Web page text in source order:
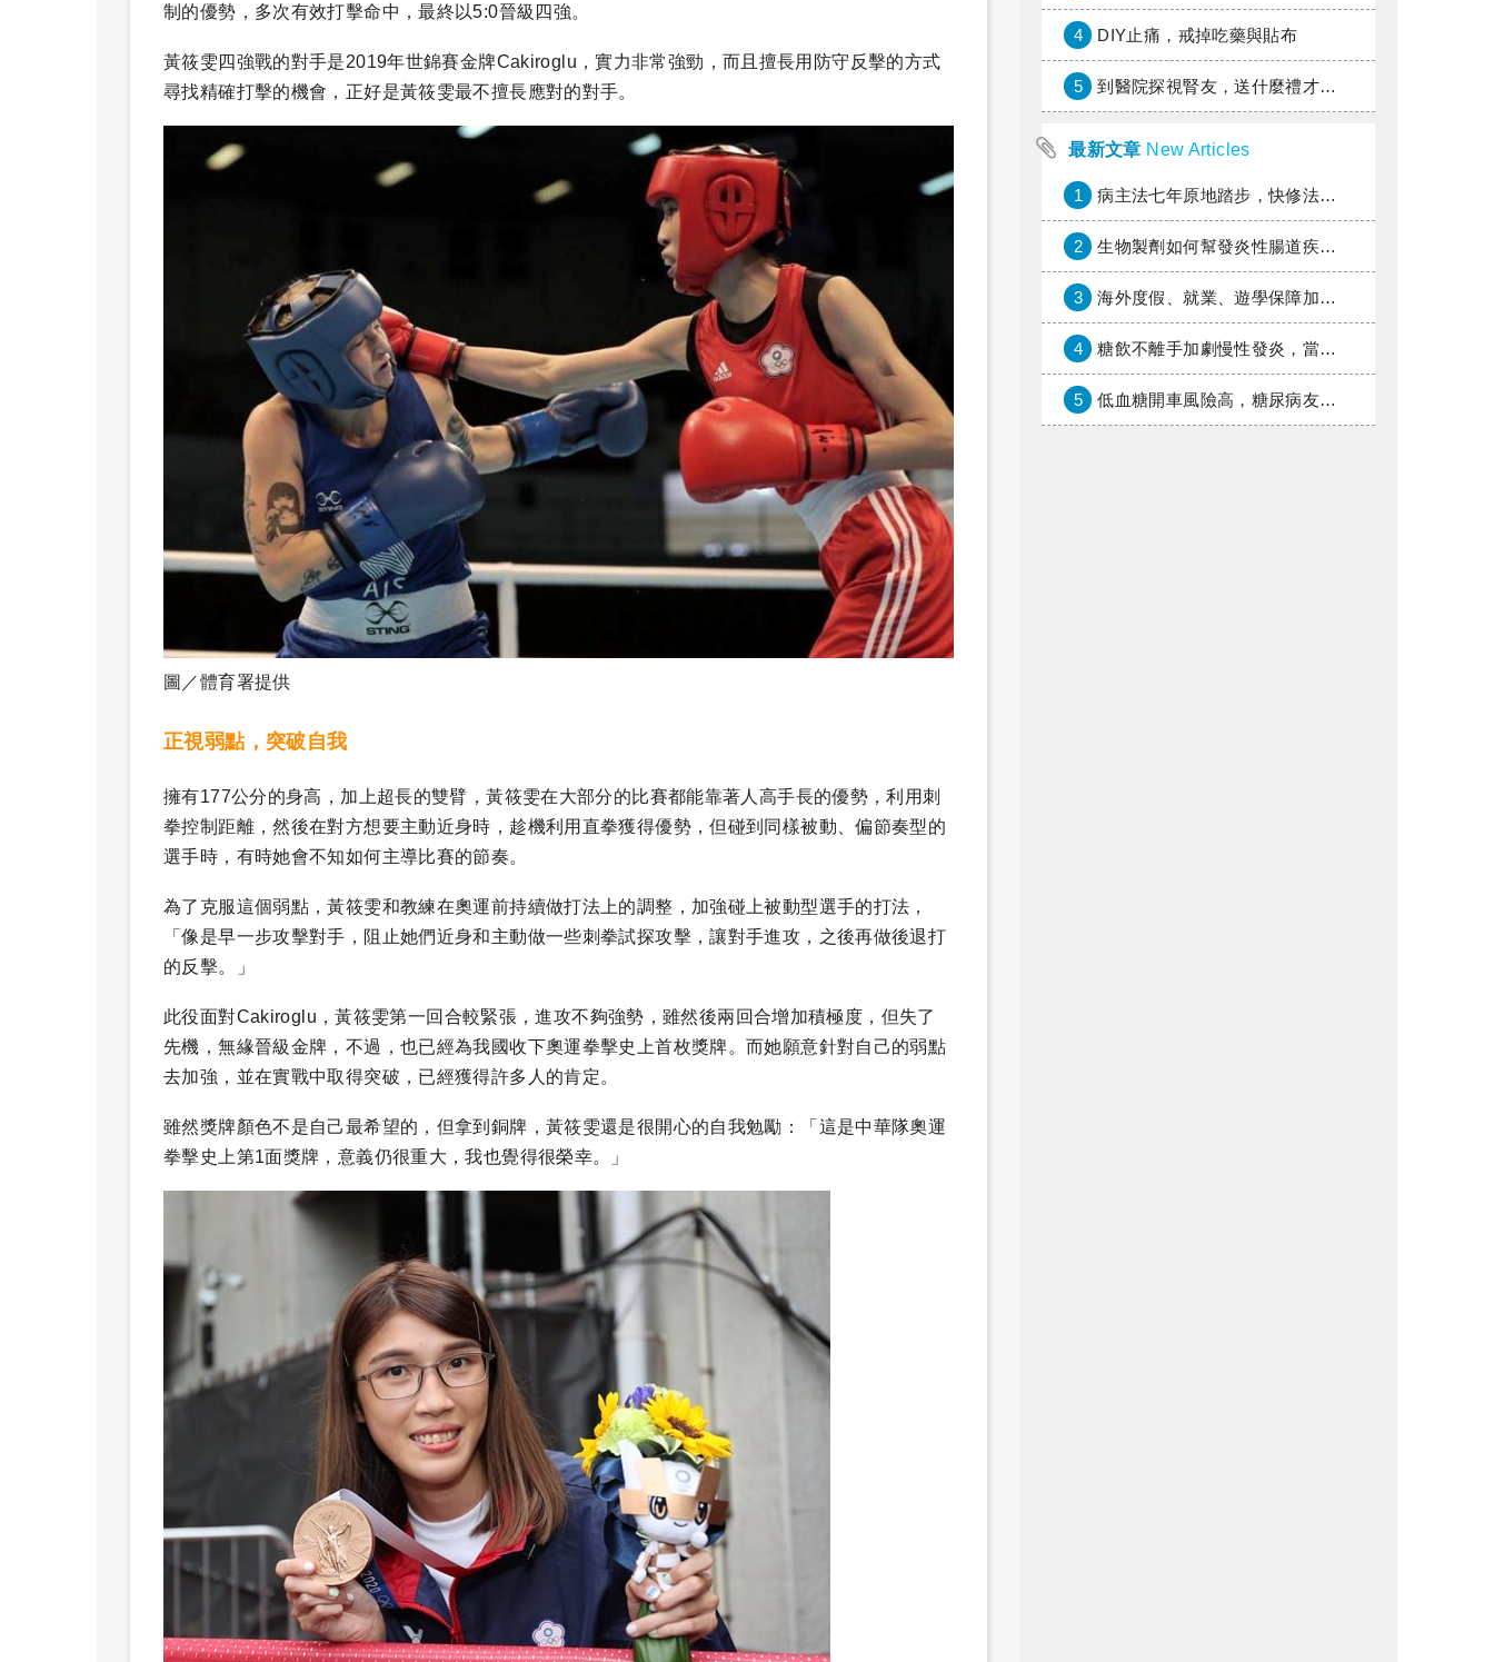
制的優勢，多次有效打擊命中，最終以5:0晉級四強。
黃筱雯四強戰的對手是2019年世錦賽金牌Cakiroglu，實力非常強勁，而且擅長用防守反擊的方式
尋找精確打擊的機會，正好是黃筱雯最不擅長應對的對手。
圖／體育署提供
正視弱點，突破自我
擁有177公分的身高，加上超長的雙臂，黃筱雯在大部分的比賽都能靠著人高手長的優勢，利用刺
拳控制距離，然後在對方想要主動近身時，趁機利用直拳獲得優勢，但碰到同樣被動、偏節奏型的
選手時，有時她會不知如何主導比賽的節奏。
為了克服這個弱點，黃筱雯和教練在奧運前持續做打法上的調整，加強碰上被動型選手的打法，
「像是早一步攻擊對手，阻止她們近身和主動做一些刺拳試探攻擊，讓對手進攻，之後再做後退打
的反擊。」
此役面對Cakiroglu，黃筱雯第一回合較緊張，進攻不夠強勢，雖然後兩回合增加積極度，但失了
先機，無緣晉級金牌，不過，也已經為我國收下奧運拳擊史上首枚獎牌。而她願意針對自己的弱點
去加強，並在實戰中取得突破，已經獲得許多人的肯定。
雖然獎牌顏色不是自己最希望的，但拿到銅牌，黃筱雯還是很開心的自我勉勵：「這是中華隊奧運
拳擊史上第1面獎牌，意義仍很重大，我也覺得很榮幸。」
4 DIY止痛，戒掉吃藥與貼布
5 到醫院探視腎友，送什麼禮才好？
最新文章 New Articles
1 病主法七年原地踏步，快修法讓病人自主決定善終
2 生物製劑如何幫發炎性腸道疾病患者抗潰瘍？治療進展與健保給付困境一次看
3 海外度假、就業、遊學保障加倍，富邦產險「一期逐夢」專案加碼遠距醫療與緊急救援
4 糖飲不離手加劇慢性發炎，當心老化與慢性病提早報到
5 低血糖開車風險高，糖尿病友上路必學的安全守則